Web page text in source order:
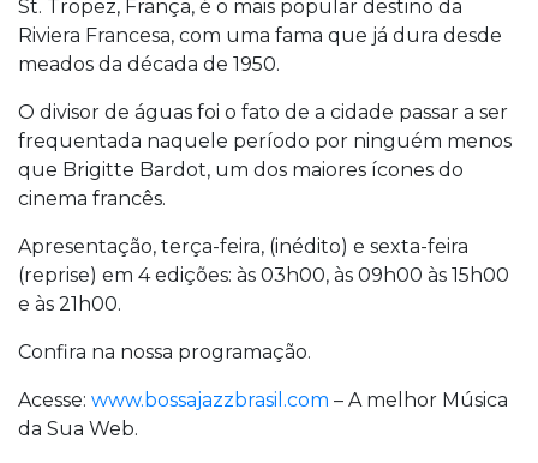
St. Tropez, França, é o mais popular destino da
Riviera Francesa, com uma fama que já dura desde
meados da década de 1950.
O divisor de águas foi o fato de a cidade passar a ser
frequentada naquele período por ninguém menos
que Brigitte Bardot, um dos maiores ícones do
cinema francês.
Apresentação, terça-feira, (inédito) e sexta-feira
(reprise) em 4 edições: às 03h00, às 09h00 às 15h00
e às 21h00.
Confira na nossa programação.
Acesse: www.bossajazzbrasil.com – A melhor Música
da Sua Web.